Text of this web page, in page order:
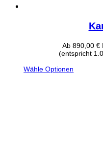
Ab 890,00 €
(entspricht
Wähle Optionen